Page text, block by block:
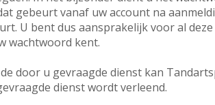
gebeurt vanaf uw account na
U bent dus aansprakelijk voor al
wachtwoord kent.
door u gevraagde dienst kan
dienst wordt verleend.